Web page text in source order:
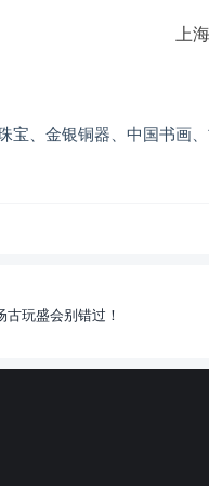
上
宝、金银铜器、中国书画
玩盛会别错过！